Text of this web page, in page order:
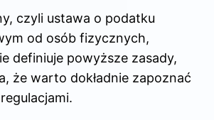
czyli ustawa o podatku
od osób fizycznych,
definiuje powyższe zasady,
że warto dokładnie zapoznać